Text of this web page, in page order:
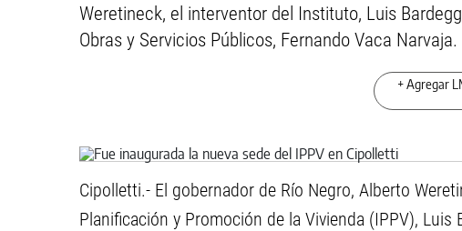
Weretineck, el interventor del Instituto, Luis
Obras y Servicios Públicos, Fernando Vaca Narvaja.
+ Agregar
Cipolletti.- El gobernador de Río Negro, Alberto
Planificación y Promoción de la Vivienda (IPPV),